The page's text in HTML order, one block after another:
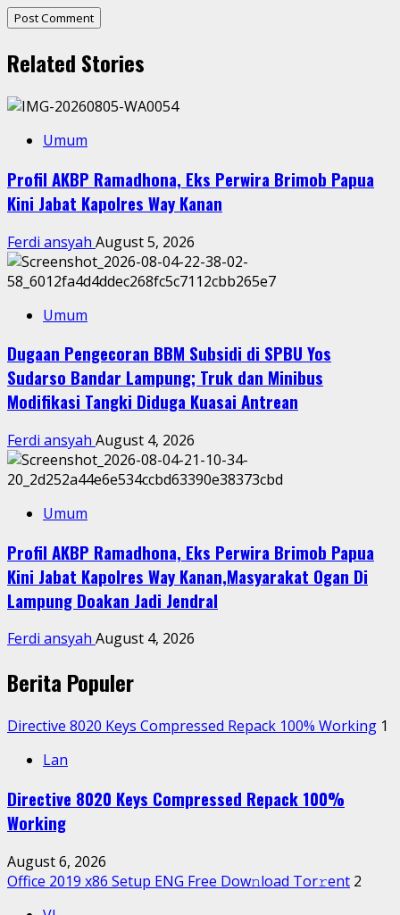
Related Stories
Umum
Profil AKBP Ramadhona, Eks Perwira Brimob Papua
Kini Jabat Kapolres Way Kanan
Ferdi ansyah August 5, 2026
Umum
Dugaan Pengecoran BBM Subsidi di SPBU Yos
Sudarso Bandar Lampung; Truk dan Minibus
Modifikasi Tangki Diduga Kuasai Antrean
Ferdi ansyah August 4, 2026
Umum
Profil AKBP Ramadhona, Eks Perwira Brimob Papua
Kini Jabat Kapolres Way Kanan,Masyarakat Ogan Di
Lampung Doakan Jadi Jendral
Ferdi ansyah August 4, 2026
Berita Populer
Directive 8020 Keys Compressed Repack 100% Working 1
Lan
Directive 8020 Keys Compressed Repack 100%
Working
August 6, 2026
Office 2019 x86 Setup ENG Frее Dow𝚗load Tоr𝚛ent 2